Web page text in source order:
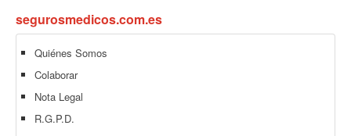
segurosmedicos.com.es
Quiénes Somos
Colaborar
Nota Legal
R.G.P.D.